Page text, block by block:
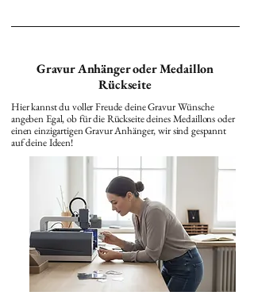
Gravur Anhänger oder Medaillon
Rückseite
Hier kannst du voller Freude deine Gravur Wünsche
angeben Egal, ob für die Rückseite deines Medaillons oder
einen einzigartigen Gravur Anhänger, wir sind gespannt
auf deine Ideen!